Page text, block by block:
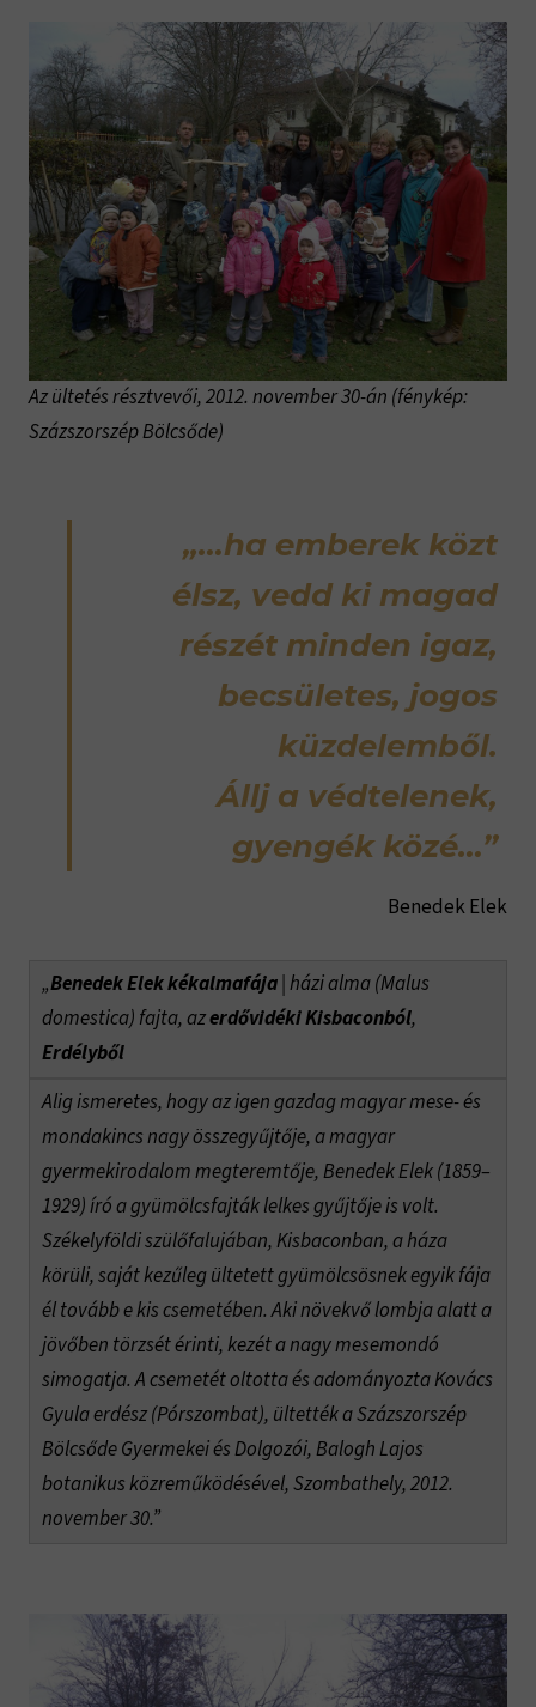
Az ültetés résztvevői, 2012. november 30-án (fénykép:
Százszorszép Bölcsőde)
„…ha emberek közt
élsz, vedd ki magad
részét minden igaz,
becsületes, jogos
küzdelemből.
Állj a védtelenek,
gyengék közé…”
Benedek Elek
„Benedek Elek kékalmafája| házi alma (Malus
domestica) fajta, azerdővidékiKisbaconból,
Erdélyből
Alig ismeretes, hogy az igen gazdag magyar mese- és
mondakincs nagy összegyűjtője, a magyar
gyermekirodalom megteremtője, Benedek Elek (1859–
1929) író a gyümölcsfajták lelkes gyűjtője is volt.
Székelyföldi szülőfalujában, Kisbaconban, a háza
körüli, saját kezűleg ültetett gyümölcsösnek egyik fája
él tovább e kis csemetében. Aki növekvő lombja alatt a
jövőben törzsét érinti, kezét a nagy mesemondó
simogatja. A csemetét oltotta és adományozta Kovács
Gyula erdész (Pórszombat), ültették a Százszorszép
Bölcsőde Gyermekei és Dolgozói, Balogh Lajos
botanikus közreműködésével, Szombathely, 2012.
november 30.”